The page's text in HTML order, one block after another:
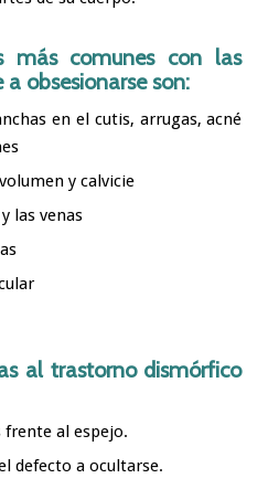
más comunes con las
obsesionarse son:
en el cutis, arrugas, acné
y calvicie
las venas
al trastorno dismórfico
frente al espejo.
defecto a ocultarse.